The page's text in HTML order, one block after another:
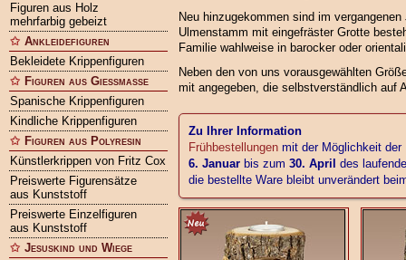
Figuren aus Holz
mehrfarbig gebeizt
Ankleidefiguren
Bekleidete Krippenfiguren
Figuren aus Gießmasse
Spanische Krippenfiguren
Kindliche Krippenfiguren
Figuren aus Polyresin
Künstlerkrippen von Fritz Cox
Preiswerte Figurensätze
aus Kunststoff
Preiswerte Einzelfiguren
aus Kunststoff
Jesuskind und Wiege
Neu hinzugekommen sind im
Ulmenstamm mit eingefräster Grotte
Familie wahlweise in barocker oder
Neben den von uns vorausgewählten
mit angegeben, die selbstverständlich auf
Zu Ihrer Information
Frühbestellungen mit der Möglichkeit
6. Januar bis zum 30. April des
die bestellte Ware bleibt unverändert